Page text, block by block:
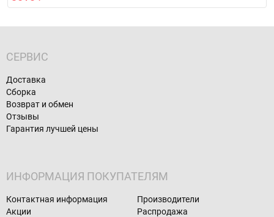
СЕРВИС
Доставка
Сборка
Возврат и обмен
Отзывы
Гарантия лучшей цены
ИНФОРМАЦИЯ ПОКУПАТЕЛЯМ
Контактная информация
Производители
Акции
Распродажа